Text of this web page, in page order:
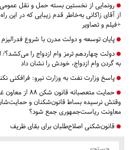
رونمایی از نخستین بسته حمل و نقل
از آقای زاکانی به‌خاطر قدم زیبایی که در این
+فیلم و تصاویر
پایان توسعه و دولت مدرن با شروع فدرالیزم
دولت چهاردهم ترمز وام ازدواج را می‌کشد؟/
به گردن وام ازدواج، خودش را نشان داد
پاسخ وزارت نفت به وزارت نیرو: فرافکنی
حمایت متعصبانه
وقتش نرسیده بساط قانون‌شکنان و
معاونت ریاست‌جمهوری جمع شود؟
قانون‌شکنی اصلاح‌طلبان برای بقای ظریف